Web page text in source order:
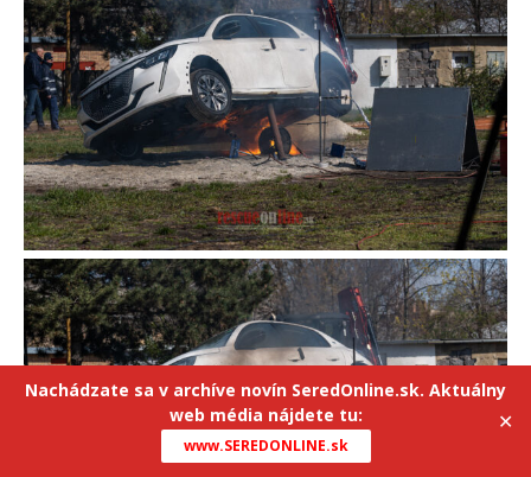
Nachádzate sa v archíve novín SeredOnline.sk. Aktuálny
web média nájdete tu:
www.SEREDONLINE.sk
✕